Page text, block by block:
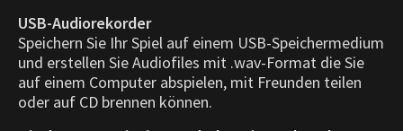
USB-Audiorekorder
Speichern Sie Ihr Spiel auf einem USB-Speichermedium
und erstellen Sie Audiofiles mit .wav-Format die Sie
auf einem Computer abspielen, mit Freunden teilen
oder auf CD brennen können.